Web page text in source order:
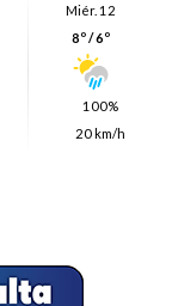
Miér. 12
8º / 6º
100%
20 km/h